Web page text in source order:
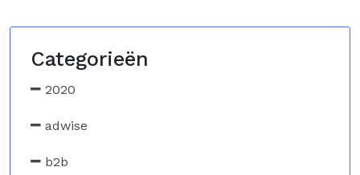
Categorieën
2020
adwise
b2b